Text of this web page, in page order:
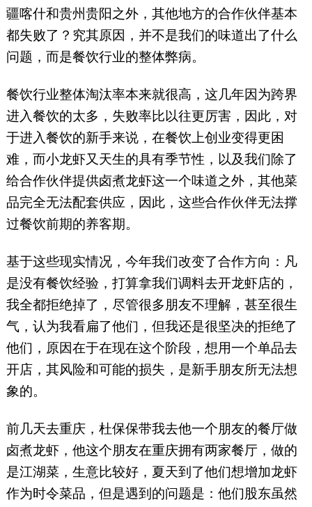
疆喀什和贵州贵阳之外，其他地方的合作伙伴基本
都失败了？究其原因，并不是我们的味道出了什么
问题，而是餐饮行业的整体弊病。
餐饮行业整体淘汰率本来就很高，这几年因为跨界
进入餐饮的太多，失败率比以往更厉害，因此，对
于进入餐饮的新手来说，在餐饮上创业变得更困
难，而小龙虾又天生的具有季节性，以及我们除了
给合作伙伴提供卤煮龙虾这一个味道之外，其他菜
品完全无法配套供应，因此，这些合作伙伴无法撑
过餐饮前期的养客期。
基于这些现实情况，今年我们改变了合作方向：凡
是没有餐饮经验，打算拿我们调料去开龙虾店的，
我全都拒绝掉了，尽管很多朋友不理解，甚至很生
气，认为我看扁了他们，但我还是很坚决的拒绝了
他们，原因在于在现在这个阶段，想用一个单品去
开店，其风险和可能的损失，是新手朋友所无法想
象的。
前几天去重庆，杜保保带我去他一个朋友的餐厅做
卤煮龙虾，他这个朋友在重庆拥有两家餐厅，做的
是江湖菜，生意比较好，夏天到了他们想增加龙虾
作为时令菜品，但是遇到的问题是：他们股东虽然